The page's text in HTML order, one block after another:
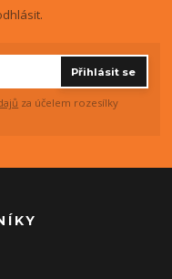
Přihlásit se
za účelem rozesílky